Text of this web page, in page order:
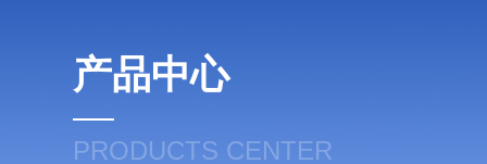
产品中心
PRODUCTS CENTER